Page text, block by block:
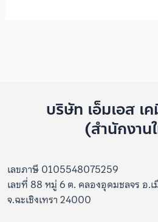
บริษัท เอ็มเอส เ
(สำนักงา
เลขภาษี 0105548075259
เลขที่ 88 หมู่ 6 ต. คลองอุดมชลจร อ.เ
จ.ฉะเชิงเทรา 24000